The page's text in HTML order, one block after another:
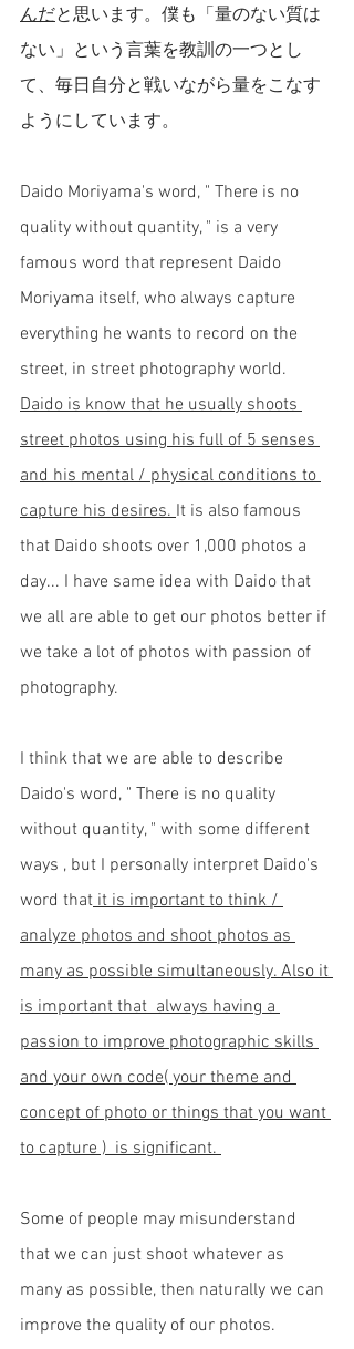
んだと思います。僕も「量のない質は
ない」という言葉を教訓の一つとし
て、毎日自分と戦いながら量をこなす
ようにしています。
Daido Moriyama's word, " There is no
quality without quantity, " is a very
famous word that represent Daido
Moriyama itself, who always capture
everything he wants to record on the
street, in street photography world.
Daido is know that he usually shoots
street photos using his full of 5 senses
and his mental / physical conditions to
capture his desires. It is also famous
that Daido shoots over 1,000 photos a
day... I have same idea with Daido that
we all are able to get our photos better if
we take a lot of photos with passion of
photography.
I think that we are able to describe
Daido's word, " There is no quality
without quantity, " with some different
ways , but I personally interpret Daido's
word that it is important to think /
analyze photos and shoot photos as
many as possible simultaneously. Also it
is important that  always having a
passion to improve photographic skills
and your own code( your theme and
concept of photo or things that you want
to capture )  is significant.
Some of people may misunderstand
that we can just shoot whatever as
many as possible, then naturally we can
improve the quality of our photos.